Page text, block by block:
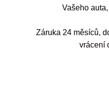
Vašeho
Záruka 24 měsíců,
vrácení